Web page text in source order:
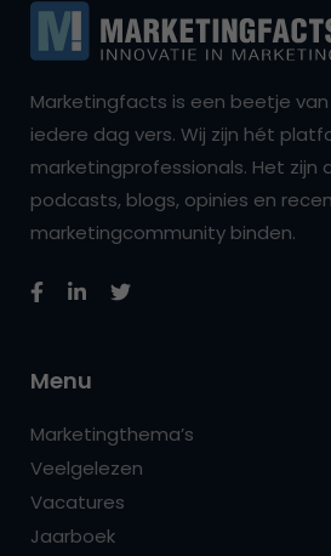
Marketingfacts is een beetje
iedere dag vers. Wij zijn hét
marketingprofessionals. Het zijn
podcasts, blogs, opinies en
marketingcommunity binden.
Menu
Marketingthema’s
Veelgelezen
Vacatures
Jaarboek